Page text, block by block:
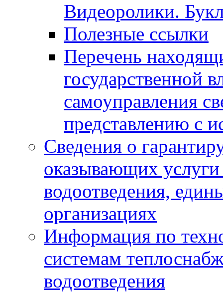
Видеоролики.
Полезные ссылки
Перечень
государственной
самоуправления
представлению с
Сведения о
оказывающих
водоотведения,
организациях
Информация по
системам
водоотведения